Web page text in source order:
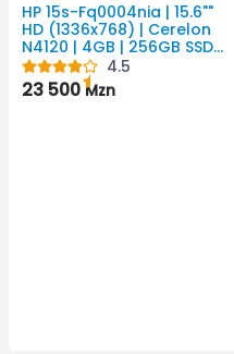
HP 15s-Fq0004nia | 15.6""
HD (1336x768) | Cerelon
N4120 | 4GB | 256GB SSD |
Placa Gráfica Intel Ultra
HD
4.5
23 500Mzn